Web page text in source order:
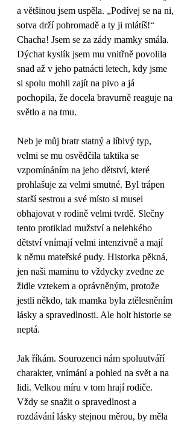
a většinou jsem uspěla. „Podívej se na ni,
sotva drží pohromadě a ty ji mlátíš!“
Chacha! Jsem se za zády mamky smála.
Dýchat kyslík jsem mu vnitřně povolila
snad až v jeho patnácti letech, kdy jsme
si spolu mohli zajít na pivo a já
pochopila, že docela bravurně reaguje na
světlo a na tmu.
Neb je můj bratr statný a líbivý typ,
velmi se mu osvědčila taktika se
vzpomínáním na jeho dětství, které
prohlašuje za velmi smutné. Byl trápen
starší sestrou a své místo si musel
obhajovat v rodině velmi tvrdě. Slečny
tento protiklad mužství a nelehkého
dětství vnímají velmi intenzivně a mají
k němu mateřské pudy. Historka pěkná,
jen naši maminu to vždycky zvedne ze
židle vztekem a oprávněným, protože
jestli někdo, tak mamka byla ztělesněním
lásky a spravedlnosti. Ale holt historie se
neptá.
Jak říkám. Sourozenci nám spoluutváří
charakter, vnímání a pohled na svět a na
lidi. Velkou míru v tom hrají rodiče.
Vždy se snažit o spravedlnost a
rozdávání lásky stejnou měrou, by měla